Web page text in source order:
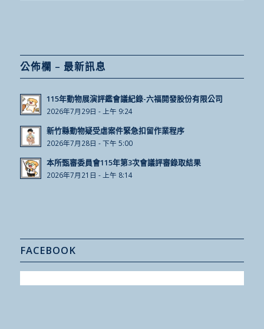
公佈欄 – 最新訊息
115年動物展演評鑑會議紀錄-六福開發股份有限公司
2026年7月29日 - 上午 9:24
新竹縣動物疑受虐案件緊急扣留作業程序
2026年7月28日 - 下午 5:00
本所甄審委員會115年第3次會議評審錄取結果
2026年7月21日 - 上午 8:14
FACEBOOK